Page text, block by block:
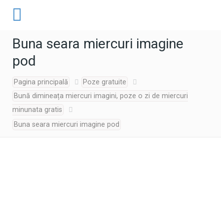
Buna seara miercuri imagine
pod
Pagina principală
Poze gratuite
Bună dimineața miercuri imagini, poze o zi de miercuri
minunata gratis
Buna seara miercuri imagine pod